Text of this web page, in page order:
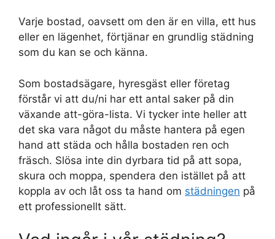
Varje bostad, oavsett om den är en villa, ett hus
eller en lägenhet, förtjänar en grundlig städning
som du kan se och känna.
Som bostadsägare, hyresgäst eller företag
förstår vi att du/ni har ett antal saker på din
växande att-göra-lista. Vi tycker inte heller att
det ska vara något du måste hantera på egen
hand att städa och hålla bostaden ren och
fräsch. Slösa inte din dyrbara tid på att sopa,
skura och moppa, spendera den istället på att
koppla av och låt oss ta hand om städningen på
ett professionellt sätt.